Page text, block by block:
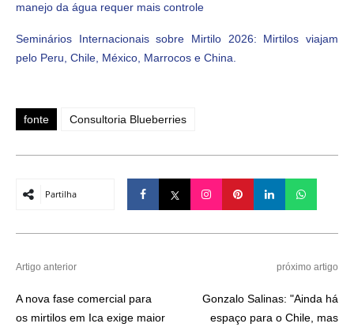
manejo da água requer mais controle
Seminários Internacionais sobre Mirtilo 2026: Mirtilos viajam
pelo Peru, Chile, México, Marrocos e China.
fonte Consultoria Blueberries
Partilha
Artigo anterior
A nova fase comercial para
os mirtilos em Ica exige maior
próximo artigo
Gonzalo Salinas: "Ainda há
espaço para o Chile, mas